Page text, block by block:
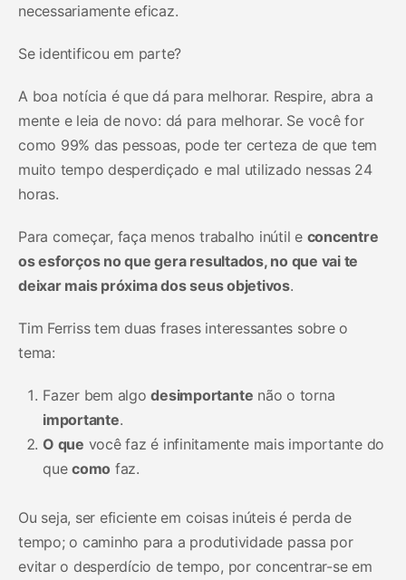
necessariamente eficaz.
Se identificou em parte?
A boa notícia é que dá para melhorar. Respire, abra a
mente e leia de novo: dá para melhorar. Se você for
como 99% das pessoas, pode ter certeza de que tem
muito tempo desperdiçado e mal utilizado nessas 24
horas.
Para começar, faça menos trabalho inútil e concentre
os esforços no que gera resultados, no que vai te
deixar mais próxima dos seus objetivos.
Tim Ferriss tem duas frases interessantes sobre o
tema:
Fazer bem algodesimportante não o torna
importante.
O que você faz é infinitamente mais importante do
quecomo faz.
Ou seja, ser eficiente em coisas inúteis é perda de
tempo; o caminho para a produtividade passa por
evitar o desperdício de tempo, por concentrar-se em